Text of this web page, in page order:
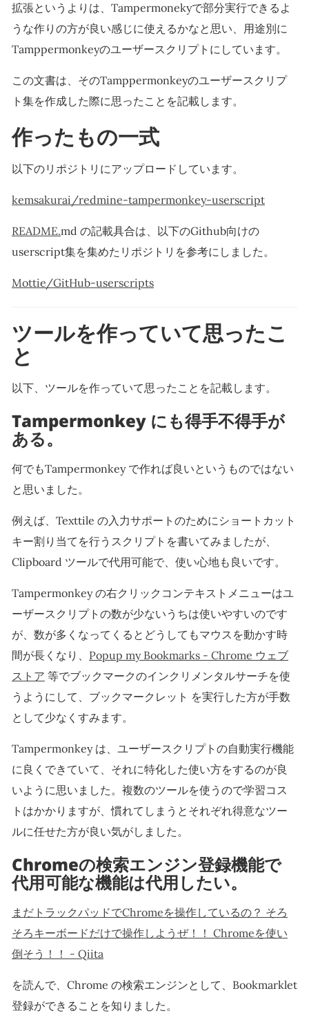
拡張というよりは、Tampermonekyで部分実行できるよ
うな作りの方が良い感じに使えるかなと思い、用途別に
Tamppermonkeyのユーザースクリプトにしています。
この文書は、そのTamppermonkeyのユーザースクリプ
ト集を作成した際に思ったことを記載します。
作ったもの一式
以下のリポジトリにアップロードしています。
kemsakurai/redmine-tampermonkey-userscript
README.md の記載具合は、以下のGithub向けの
userscript集を集めたリポジトリを参考にしました。
Mottie/GitHub-userscripts
ツールを作っていて思ったこ
と
以下、ツールを作っていて思ったことを記載します。
Tampermonkey にも得手不得手が
ある。
何でもTampermonkey で作れば良いというものではない
と思いました。
例えば、Texttile の入力サポートのためにショートカット
キー割り当てを行うスクリプトを書いてみましたが、
Clipboard ツールで代用可能で、使い心地も良いです。
Tampermonkey の右クリックコンテキストメニューはユ
ーザースクリプトの数が少ないうちは使いやすいのです
が、数が多くなってくるとどうしてもマウスを動かす時
間が長くなり、 Popup my Bookmarks - Chrome ウェブ
ストア 等でブックマークのインクリメンタルサーチを使
うようにして、ブックマークレット を実行した方が手数
として少なくすみます。
Tampermonkey は、ユーザースクリプトの自動実行機能
に良くできていて、それに特化した使い方をするのが良
いように思いました。複数のツールを使うので学習コス
トはかかりますが、慣れてしまうとそれぞれ得意なツー
ルに任せた方が良い気がしました。
Chromeの検索エンジン登録機能で
代用可能な機能は代用したい。
まだトラックパッドでChromeを操作しているの？ そろ
そろキーボードだけで操作しようぜ！！ Chromeを使い
倒そう！！ - Qiita
を読んで、Chrome の検索エンジンとして、Bookmarklet
登録ができることを知りました。